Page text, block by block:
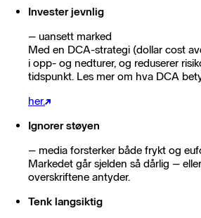
Invester jevnlig
– uansett marked
Med en DCA-strategi (dollar cost
i opp- og nedturer, og reduserer
tidspunkt. Les mer om hva DCA
her.
Ignorer støyen
– media forsterker både frykt og
Markedet går sjelden så dårlig –
overskriftene antyder.
Tenk langsiktig